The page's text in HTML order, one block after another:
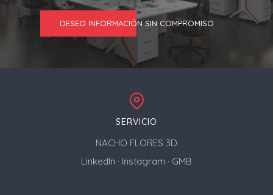
DESEO INFORMACIÓN SIN COMPROMISO
SERVICIO
NACHO FLORES 3D
LinkedIn · Instagram · GMB